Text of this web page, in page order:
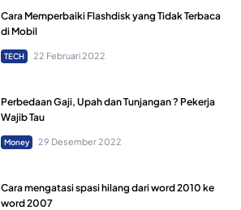
Cara Memperbaiki Flashdisk yang Tidak Terbaca
di Mobil
TECH 22 Februari 2022
Perbedaan Gaji, Upah dan Tunjangan ? Pekerja
Wajib Tau
Money 29 Desember 2022
Cara mengatasi spasi hilang dari word 2010 ke
word 2007